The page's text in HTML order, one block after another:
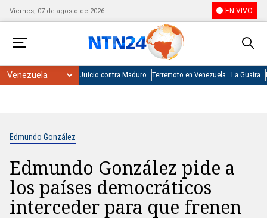
Viernes, 07 de agosto de 2026 EN VIVO
Juicio contra Maduro Terremoto en Venezuela La Guaira
Edmundo González
Edmundo González pide a
los países democráticos
interceder para que frenen